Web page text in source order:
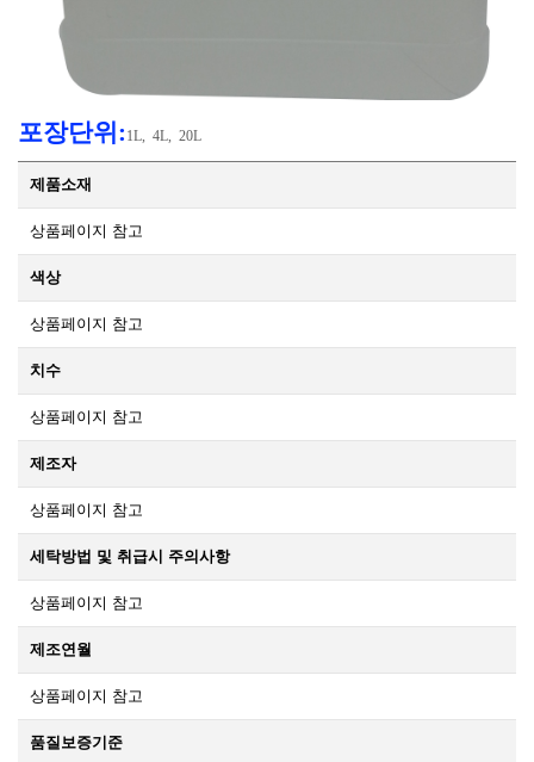
포장단위: 1L, 4L, 20L
제품소재
상품페이지 참고
색상
상품페이지 참고
치수
상품페이지 참고
제조자
상품페이지 참고
세탁방법 및 취급시 주의사항
상품페이지 참고
제조연월
상품페이지 참고
품질보증기준